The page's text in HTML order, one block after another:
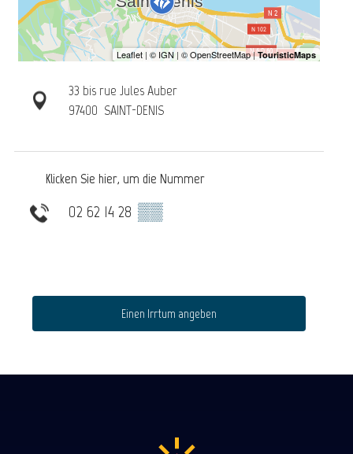
33 bis rue Jules Auber
97400 SAINT-DENIS
Klicken Sie hier, um die Nummer
02 62 14 28 ▒▒
Einen Irrtum angeben